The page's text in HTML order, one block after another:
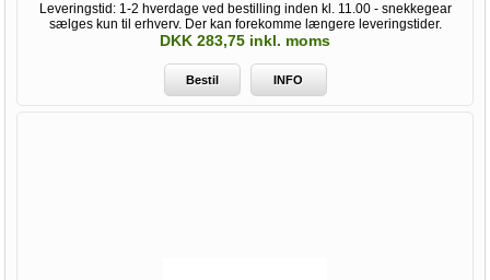
Leveringstid: 1-2 hverdage ved bestilling inden kl. 11.00 - snekkegear
sælges kun til erhverv. Der kan forekomme længere leveringstider.
DKK 283,75 inkl. moms
Bestil INFO